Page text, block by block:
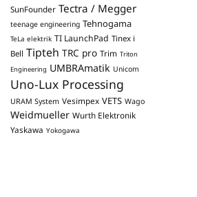
SunFounder Tectra / Megger
teenage engineering Tehnogama
TeLa elektrik TI LaunchPad Tinex i
Bell Tipteh TRC pro Trim Triton
Engineering UMBRAmatik Unicom
Uno-Lux Processing
URAM System Vesimpex VETS Wago
Weidmueller Wurth Elektronik
Yaskawa Yokogawa